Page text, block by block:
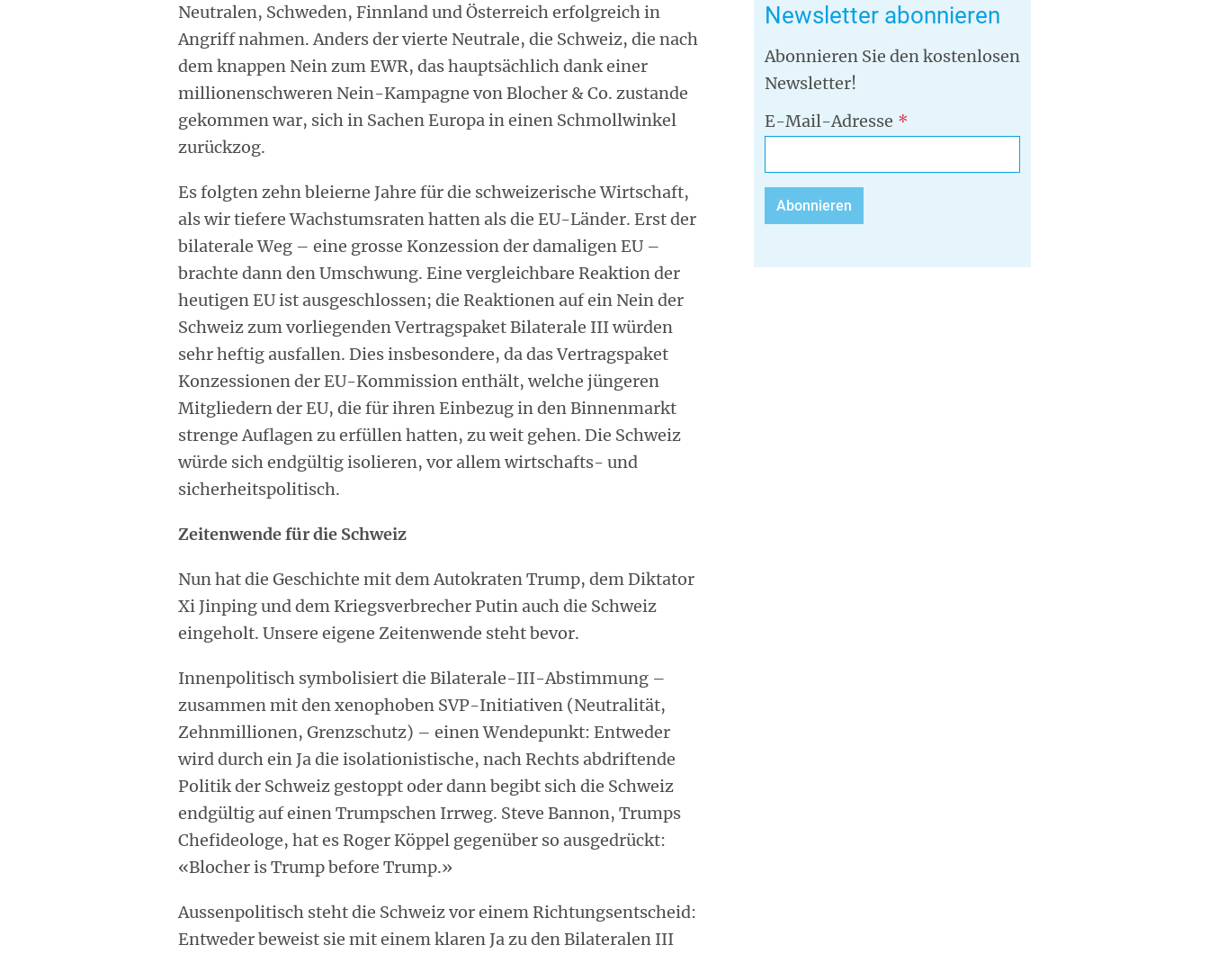
Neutralen, Schweden, Finnland und Österreich erfolgreich in
Angriff nahmen. Anders der vierte Neutrale, die Schweiz, die nach
dem knappen Nein zum EWR, das hauptsächlich dank einer
millionenschweren Nein-Kampagne von Blocher & Co. zustande
gekommen war, sich in Sachen Europa in einen Schmollwinkel
zurückzog.
Es folgten zehn bleierne Jahre für die schweizerische Wirtschaft,
als wir tiefere Wachstumsraten hatten als die EU-Länder. Erst der
bilaterale Weg – eine grosse Konzession der damaligen EU –
brachte dann den Umschwung. Eine vergleichbare Reaktion der
heutigen EU ist ausgeschlossen; die Reaktionen auf ein Nein der
Schweiz zum vorliegenden Vertragspaket Bilaterale III würden
sehr heftig ausfallen. Dies insbesondere, da das Vertragspaket
Konzessionen der EU-Kommission enthält, welche jüngeren
Mitgliedern der EU, die für ihren Einbezug in den Binnenmarkt
strenge Auflagen zu erfüllen hatten, zu weit gehen. Die Schweiz
würde sich endgültig isolieren, vor allem wirtschafts- und
sicherheitspolitisch.
Zeitenwende für die Schweiz
Nun hat die Geschichte mit dem Autokraten Trump, dem Diktator
Xi Jinping und dem Kriegsverbrecher Putin auch die Schweiz
eingeholt. Unsere eigene Zeitenwende steht bevor.
Innenpolitisch symbolisiert die Bilaterale-III-Abstimmung –
zusammen mit den xenophoben SVP-Initiativen (Neutralität,
Zehnmillionen, Grenzschutz) – einen Wendepunkt: Entweder
wird durch ein Ja die isolationistische, nach Rechts abdriftende
Politik der Schweiz gestoppt oder dann begibt sich die Schweiz
endgültig auf einen Trumpschen Irrweg. Steve Bannon, Trumps
Chefideologe, hat es Roger Köppel gegenüber so ausgedrückt:
«Blocher is Trump before Trump.»
Aussenpolitisch steht die Schweiz vor einem Richtungsentscheid:
Entweder beweist sie mit einem klaren Ja zu den Bilateralen III
Newsletter abonnieren
Abonnieren Sie den kostenlosen
Newsletter!
E-Mail-Adresse